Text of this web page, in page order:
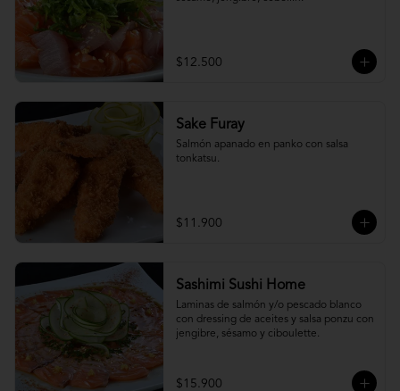
$12.500
Sake Furay
Salmón apanado en panko con salsa
tonkatsu.
$11.900
Sashimi Sushi Home
Laminas de salmón y/o pescado blanco
con dressing de aceites y salsa ponzu con
jengibre, sésamo y ciboulette.
$15.900